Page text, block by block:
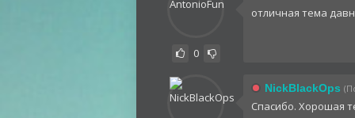
0
отличная тема
NickBlackOps
Спасибо. Хорошая